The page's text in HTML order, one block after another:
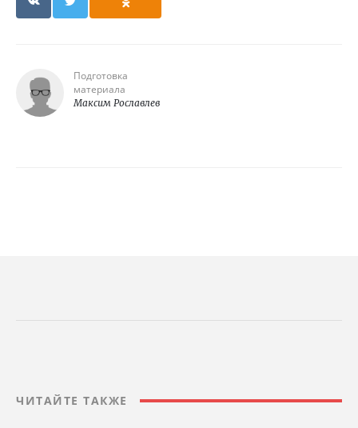
Подготовка
материала
Максим Рославлев
ЧИТАЙТЕ ТАКЖЕ